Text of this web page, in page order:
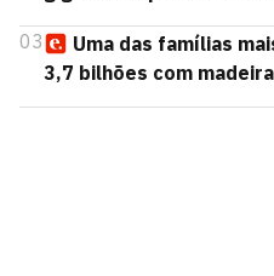
03
Uma das famílias
3,7 bilhões com madeira